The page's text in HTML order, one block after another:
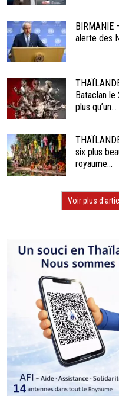
BIRMANIE
alerte des
Bataclan
plus qu’un...
six plus
royaume...
Voir plus